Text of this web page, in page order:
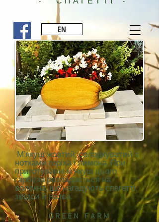
EN
М’якуш жовтий, солодкуватий з
нотками горіха і лимона. При
приготуванні м’якуш цього
гарбуза розпадається на
волокна, що нагадують спагетті,
звідси й назва.
G R E E N F A R M